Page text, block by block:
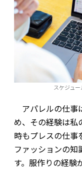
スケジュ
アパレルの仕事
め、その経験は私
時もプレスの仕事
ファッションの知
す。服作りの経験